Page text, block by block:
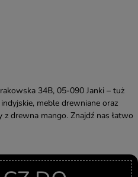
34B, 05-090 Janki – tuż
meble drewniane oraz
drewna mango. Znajdź nas łatwo